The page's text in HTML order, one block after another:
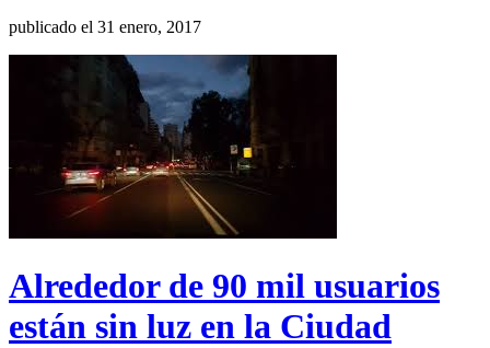
publicado el 31 enero, 2017
Alrededor de 90 mil usuarios
están sin luz en la Ciudad